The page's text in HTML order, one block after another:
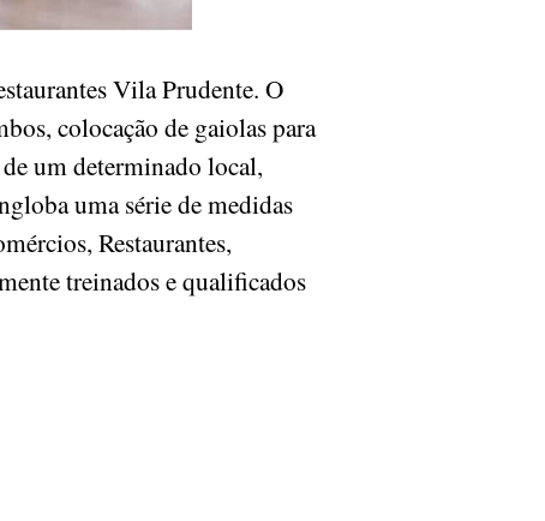
Vila Prudente. O
colocação de gaiolas para
um determinado local,
uma série de medidas
Restaurantes,
treinados e qualificados